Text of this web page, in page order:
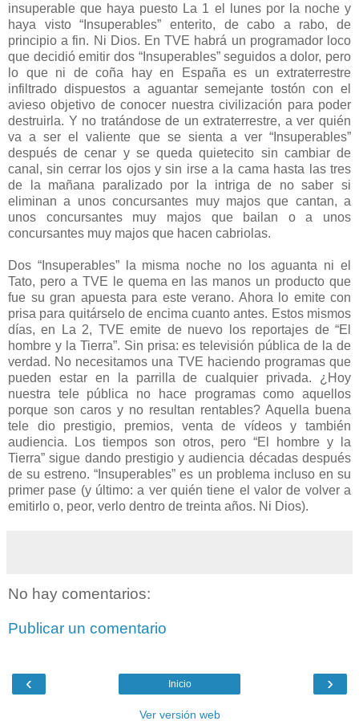
insuperable que haya puesto La 1 el lunes por la noche y
haya visto “Insuperables” enterito, de cabo a rabo, de
principio a fin. Ni Dios. En TVE habrá un programador loco
que decidió emitir dos “Insuperables” seguidos a dolor, pero
lo que ni de coña hay en España es un extraterrestre
infiltrado dispuestos a aguantar semejante tostón con el
avieso objetivo de conocer nuestra civilización para poder
destruirla. Y no tratándose de un extraterrestre, a ver quién
va a ser el valiente que se sienta a ver “Insuperables”
después de cenar y se queda quietecito sin cambiar de
canal, sin cerrar los ojos y sin irse a la cama hasta las tres
de la mañana paralizado por la intriga de no saber si
eliminan a unos concursantes muy majos que cantan, a
unos concursantes muy majos que bailan o a unos
concursantes muy majos que hacen cabriolas.
Dos “Insuperables” la misma noche no los aguanta ni el
Tato, pero a TVE le quema en las manos un producto que
fue su gran apuesta para este verano. Ahora lo emite con
prisa para quitárselo de encima cuanto antes. Estos mismos
días, en La 2, TVE emite de nuevo los reportajes de “El
hombre y la Tierra”. Sin prisa: es televisión pública de la de
verdad. No necesitamos una TVE haciendo programas que
pueden estar en la parrilla de cualquier privada. ¿Hoy
nuestra tele pública no hace programas como aquellos
porque son caros y no resultan rentables? Aquella buena
tele dio prestigio, premios, venta de vídeos y también
audiencia. Los tiempos son otros, pero “El hombre y la
Tierra” sigue dando prestigio y audiencia décadas después
de su estreno. “Insuperables” es un problema incluso en su
primer pase (y último: a ver quién tiene el valor de volver a
emitirlo o, peor, verlo dentro de treinta años. Ni Dios).
No hay comentarios:
Publicar un comentario
‹ ›
Inicio
Ver versión web